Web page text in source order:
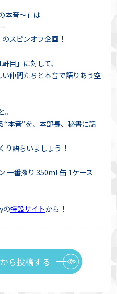
本音～」は
スピンオフ企画！
目」に対して、
い仲間たちと本音で語りあう空
“本音”を、本部長、秘書に話
り語らいましょう！
一番搾り 350ml 缶 1ケース
の特設サイトから！
ら投稿する